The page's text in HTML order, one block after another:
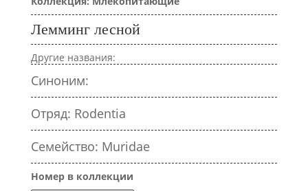
Лемминг лесной
Другие названия:
Синоним:
Отряд: Rodentia
Семейство: Muridae
Номер в коллекции